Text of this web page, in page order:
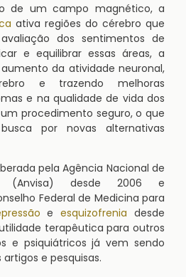
de um campo magnético, a
ativa regiões do cérebro que
dos sentimentos de
e equilibrar essas áreas, a
da atividade neuronal,
e trazendo melhoras
e na qualidade de vida dos
procedimento seguro, o que
por novas alternativas
pela Agência Nacional de
(Anvisa) desde 2006 e
Federal de Medicina para
eesquizofrenia desde
terapêutica para outros
e psiquiátricos já vem sendo
e pesquisas.